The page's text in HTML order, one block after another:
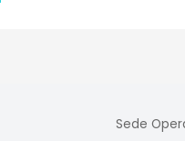
Sede